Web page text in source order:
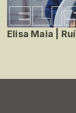
Elisa Maia |